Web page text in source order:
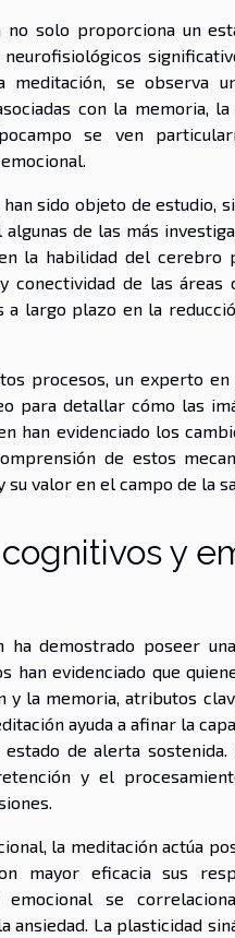
solo proporciona un
neurofisiológicos
meditación, se observa
con la memoria,
se ven
sido objeto de estudio,
de las más
la habilidad del
conectividad de las
largo plazo en la
procesos, un experto
para detallar cómo las
han evidenciado los
de estos
valor en el campo de la
y
ha demostrado poseer
han evidenciado que
y la memoria, atributos
ayuda a afinar la
de alerta
y el
la meditación actúa
mayor eficacia sus
emocional se
ansiedad. La plasticidad